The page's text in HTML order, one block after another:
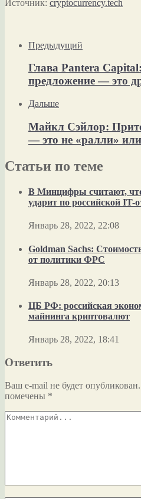
Источник: cryptocurrency.tech
Предыдущий
Глава Pantera
предложение — это
Дальше
Майкл Сэйлор:
— это не «ралли»
Статьи по теме
В Минцифры считают,
ударит по российской IT-
Январь 28, 2022, 22:08
Goldman Sachs:
от политики ФРС
Январь 28, 2022, 20:13
ЦБ РФ: российская
майнинга криптовалют
Январь 28, 2022, 18:41
Ответить
Ваш e-mail не будет опубликован.
помечены *